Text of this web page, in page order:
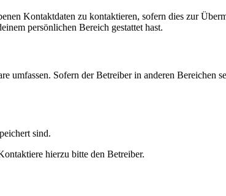
Kontaktdaten zu kontaktieren, sofern dies zur
persönlichen Bereich gestattet hast.
Sofern der Betreiber in anderen Bereichen
sind.
hierzu bitte den Betreiber.